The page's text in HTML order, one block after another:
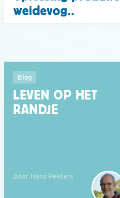
weidevog..
Blog
LEVEN OP HET
RANDJE
Door Hans Peeters